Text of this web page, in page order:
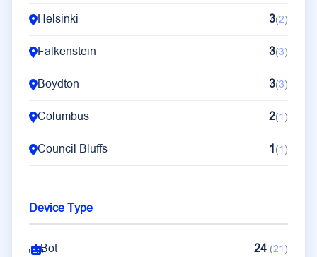
Helsinki 3(2)
Falkenstein 3(3)
Boydton 3(3)
Columbus 2(1)
Council Bluffs 1(1)
Device Type
Bot 24 (21)